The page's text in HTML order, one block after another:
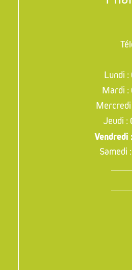
Lundi
Mardi
Jeudi :
Samedi